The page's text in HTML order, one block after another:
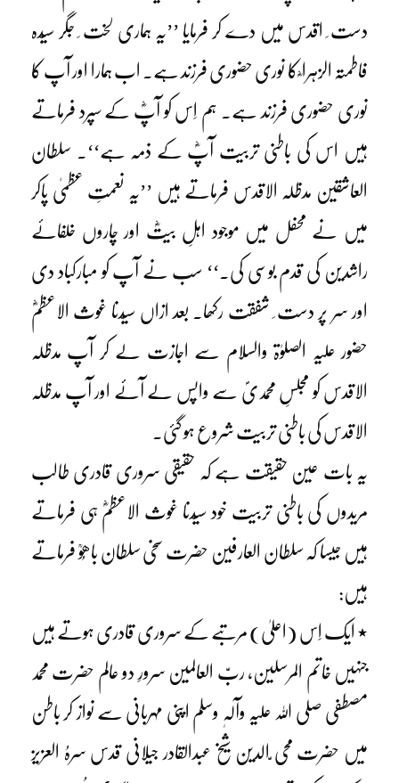
دست ِ اقدس میں دے کر فرمایا ’’یہ ہماری لخت ِ جگر سیّدہ
فاطمتہ الزہرا ؓ کا نوری حضوری فرزند ہے۔ اب ہمارا اور آپ کا
نوری حضوری فرزند ہے۔ ہم اِس کو آپؓ کے سپرد فرماتے
ہیں اس کی باطنی تربیت آپؓ کے ذمہ ہے‘‘۔ سلطان
العاشقین مدظلہ الاقدس فرماتے ہیں ’’یہ نعمتِ عظمیٰ پاکر
میں نے محفل میں موجود اہلِ بیتؓ اور چاروں خلفائے
راشدین کی قدم بوسی کی۔‘‘ سب نے آپ کو مبارکباد دی
اور سر پر دست ِ شفقت رکھا۔ بعد ازاں سیّدنا غوث الاعظمؓ
حضور علیہ الصلوٰۃ والسلام سے اجازت لے کر آپ مدظلہ
الاقدس کو مجلسِ محمدیؐ سے واپس لے آئے اور آپ مدظلہ
الاقدس کی باطنی تربیت شروع ہو گئی۔
یہ بات عین حقیقت ہے کہ حقیقی سروری قادری طالب
مریدوں کی باطنی تربیت خود سیّدنا غوث الاعظمؓ ہی فرماتے
ہیں جیسا کہ سلطان العارفین حضرت سخی سلطان باھُوؒ فرماتے
ہیں:
٭ ایک اِس (اعلیٰ) مرتبے کے سروری قادری ہوتے ہیں
جنہیں خاتم المرسلین، ربّ العالمین سرورِ دو عالم حضرت محمد
مصطفی صلی اللہ علیہ وآلہٖ وسلم اپنی مہربانی سے نواز کر باطن
میں حضرت محی ّالدین شیخ عبدالقادر جیلانی قدس سرہُ العزیز